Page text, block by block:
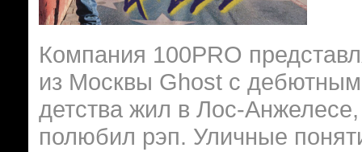
Компания 100PRO
из Москвы Ghost с
детства жил в Лос-
полюбил рэп. Уличные